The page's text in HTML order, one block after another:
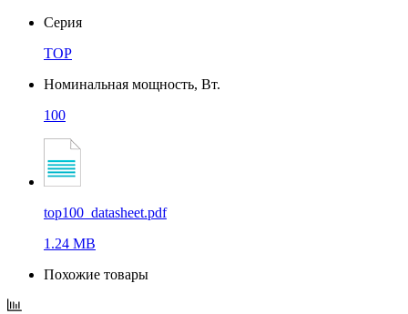
Серия
TOP
Номинальная мощность, Вт.
100
top100_datasheet.pdf
1.24 MB
Похожие товары